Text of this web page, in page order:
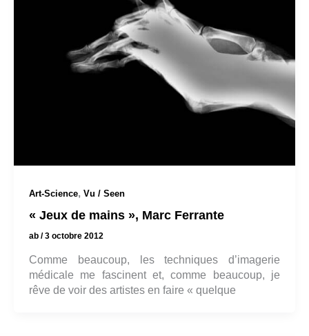
Art-Science, Vu / Seen
« Jeux de mains », Marc Ferrante
ab /3 octobre 2012
Comme beaucoup, les techniques d’imagerie
médicale me fascinent et, comme beaucoup, je
rêve de voir des artistes en faire « quelque